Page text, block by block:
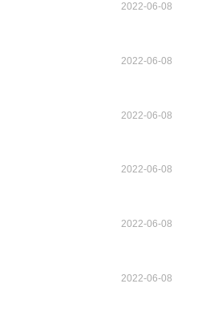
2022-06-08
2022-06-08
2022-06-08
2022-06-08
2022-06-08
2022-06-08